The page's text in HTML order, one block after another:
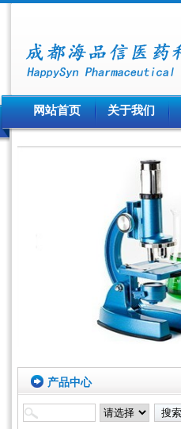
网站首页 关于我们
产品中心